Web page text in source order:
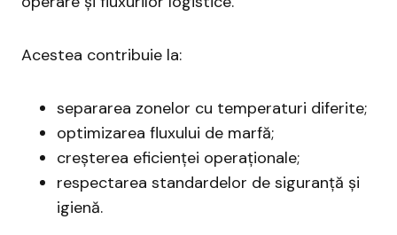
Acestea contribuie la:
separarea zonelor cu temperaturi diferite;
optimizarea fluxului de marfă;
creșterea eficienței operaționale;
respectarea standardelor de siguranță și
igienă.